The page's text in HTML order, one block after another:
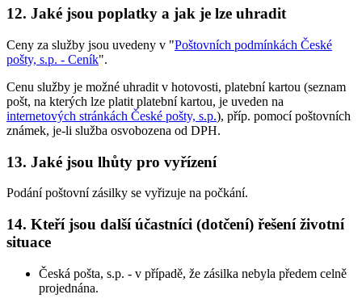
12. Jaké jsou poplatky a jak je lze uhradit
Ceny za služby jsou uvedeny v "Poštovních podmínkách České
pošty, s.p. - Ceník".
Cenu služby je možné uhradit v hotovosti, platební kartou (seznam
pošt, na kterých lze platit platební kartou, je uveden na
internetových stránkách České pošty, s.p.), příp. pomocí poštovních
známek, je-li služba osvobozena od DPH.
13. Jaké jsou lhůty pro vyřízení
Podání poštovní zásilky se vyřizuje na počkání.
14. Kteří jsou další účastníci (dotčení) řešení životní
situace
Česká pošta, s.p. - v případě, že zásilka nebyla předem celně
projednána.